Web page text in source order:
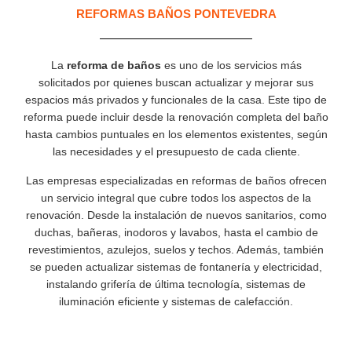
REFORMAS BAÑOS PONTEVEDRA
La reforma de baños es uno de los servicios más
solicitados por quienes buscan actualizar y mejorar sus
espacios más privados y funcionales de la casa. Este tipo de
reforma puede incluir desde la renovación completa del baño
hasta cambios puntuales en los elementos existentes, según
las necesidades y el presupuesto de cada cliente.
Las empresas especializadas en reformas de baños ofrecen
un servicio integral que cubre todos los aspectos de la
renovación. Desde la instalación de nuevos sanitarios, como
duchas, bañeras, inodoros y lavabos, hasta el cambio de
revestimientos, azulejos, suelos y techos. Además, también
se pueden actualizar sistemas de fontanería y electricidad,
instalando grifería de última tecnología, sistemas de
iluminación eficiente y sistemas de calefacción.